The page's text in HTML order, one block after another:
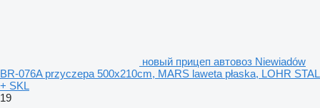
новый прицеп автовоз Niewiadów
BR-076A przyczepa 500x210cm, MARS laweta płaska, LOHR STAL
+ SKL
19